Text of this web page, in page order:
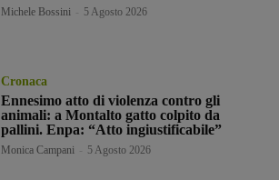
Michele Bossini 5 Agosto 2026
Cronaca
Ennesimo atto di violenza contro gli
animali: a Montalto gatto colpito da
pallini. Enpa: “Atto ingiustificabile”
Monica Campani 5 Agosto 2026